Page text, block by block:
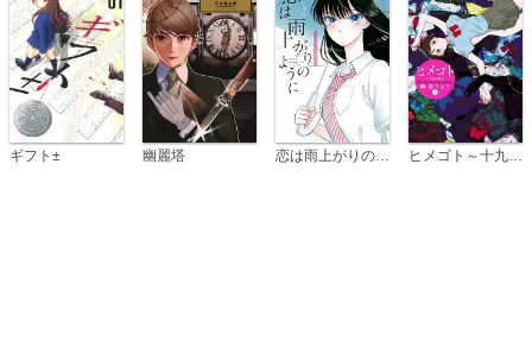
ギフト± 幽麗塔 ヒメゴト～十九歳の制服～